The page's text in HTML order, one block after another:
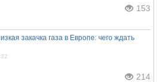
153
закачка газа в Европе: чего ждать
214